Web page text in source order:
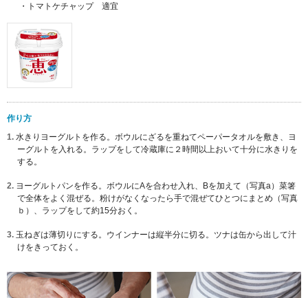
・トマトケチャップ 適宜
作り方
1. 水きりヨーグルトを作る。ボウルにざるを重ねてペーパータオルを敷き、ヨ
ーグルトを入れる。ラップをして冷蔵庫に２時間以上おいて十分に水きりを
する。
2. ヨーグルトパンを作る。ボウルにAを合わせ入れ、Bを加えて（写真a）菜箸
で全体をよく混ぜる。粉けがなくなったら手で混ぜてひとつにまとめ（写真
ｂ）、ラップをして約15分おく。
3. 玉ねぎは薄切りにする。ウインナーは縦半分に切る。ツナは缶から出して汁
けをきっておく。